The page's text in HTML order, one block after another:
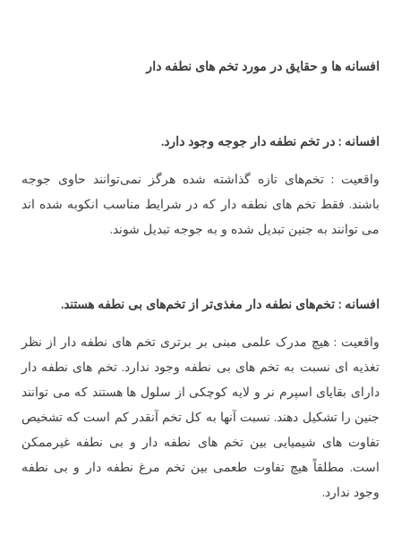
افسانه ها و حقایق در مورد تخم های نطفه دار
افسانه : در تخم نطفه دار جوجه وجود دارد.
واقعیت : تخم‌های تازه گذاشته شده هرگز نمی‌توانند حاوی جوجه
باشند. فقط تخم های نطفه دار که در شرایط مناسب انکوبه شده اند
می توانند به جنین تبدیل شده و به جوجه تبدیل شوند.
افسانه : تخم‌های نطفه دار مغذی‌تر از تخم‌های بی نطفه هستند.
واقعیت : هیچ مدرک علمی مبنی بر برتری تخم های نطفه دار از نظر
تغذیه ای نسبت به تخم های بی نطفه وجود ندارد. تخم های نطفه دار
دارای بقایای اسپرم نر و لایه کوچکی از سلول ها هستند که می توانند
جنین را تشکیل دهند. نسبت آنها به کل تخم آنقدر کم است که تشخیص
تفاوت های شیمیایی بین تخم های نطفه دار و بی نطفه غیرممکن
است. مطلقاً هیچ تفاوت طعمی بین تخم مرغ نطفه دار و بی نطفه
وجود ندارد.